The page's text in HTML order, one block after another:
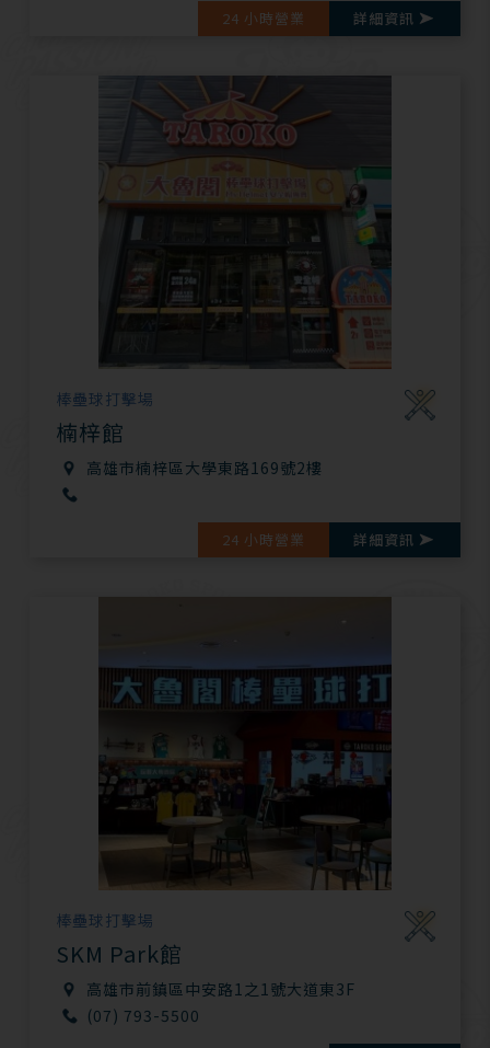
詳細資訊
24 小時營業
棒壘球打擊場
楠梓館
高雄市楠梓區大學東路169號2樓
詳細資訊
24 小時營業
棒壘球打擊場
SKM Park館
高雄市前鎮區中安路1之1號大道東3F
(07) 793-5500